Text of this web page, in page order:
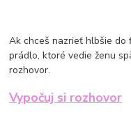
Ak chceš nazrieť hlbšie do
prádlo, ktoré vedie ženu
rozhovor.
Vypočuj si rozhovor